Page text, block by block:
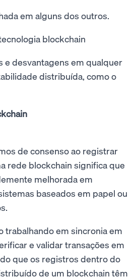
em alguns dos outros.
blockchain
e desvantagens em qualquer
distribuída, como o
de consenso ao registrar
rede blockchain significa que
melhorada em
baseados em papel ou
trabalhando em sincronia em
e validar transações em
que os registros dentro do
de um blockchain têm